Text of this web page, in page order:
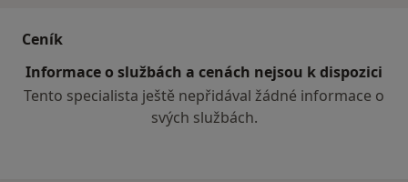
Ceník
Informace o službách a cenách nejsou k dispozici
Tento specialista ještě nepřidával žádné informace o
svých službách.